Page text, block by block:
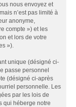
nous envoyez et
n’est pas limité à
anonyme,
compte ») et les
et lors de votre
»).
unique (désigné ci-
passe personnel
(désigné ci-après
personnelle. Les
par les lois de
qui héberge notre